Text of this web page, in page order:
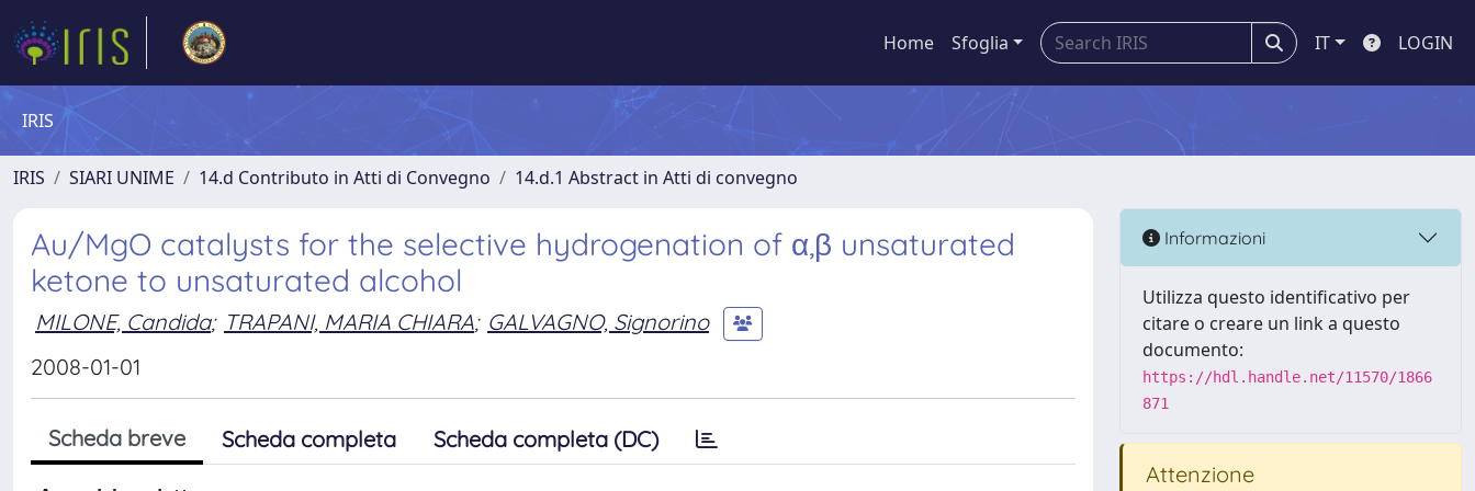
Home Sfoglia IT LOGIN
IRIS
IRIS SIARI UNIME 14.d Contributo in Atti di Convegno 14.d.1 Abstract in Atti di convegno
Au/MgO catalysts for the selective hydrogenation of α,β unsaturated
ketone to unsaturated alcohol
MILONE, Candida; TRAPANI, MARIA CHIARA; GALVAGNO, Signorino
2008-01-01
Scheda breve Scheda completa Scheda completa (DC)
Informazioni
Utilizza questo identificativo per
citare o creare un link a questo
documento:
https://hdl.handle.net/11570/1866
871
Attenzione